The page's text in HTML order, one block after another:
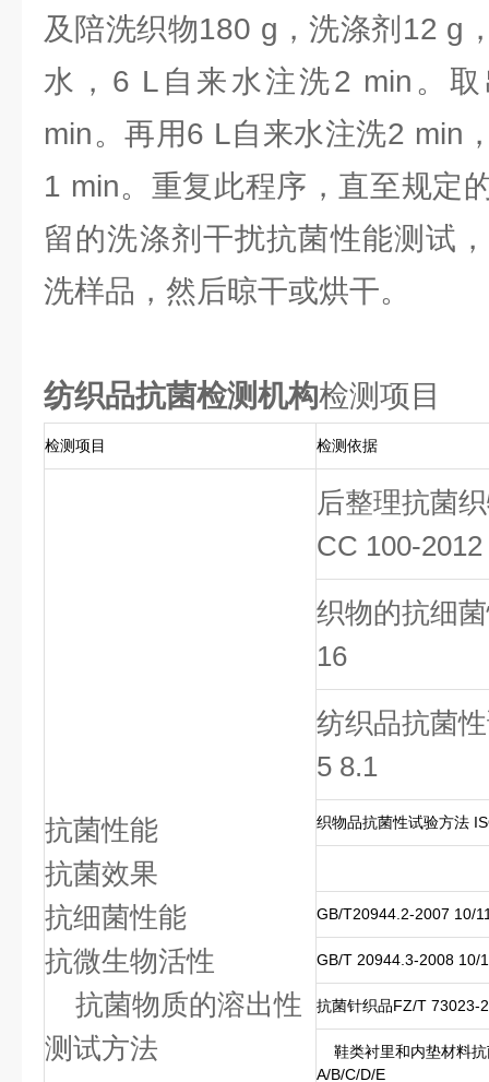
及陪洗织物180 g，洗涤剂12 g
水，6 L自来水注洗2 min。
min。再用6 L自来水注洗2 min
1 min。重复此程序，直至规定
留的洗涤剂干扰抗菌性能测试
洗样品，然后晾干或烘干。
纺织品抗菌检测机构检测项目
检测项目 检测依据
抗菌性能
抗菌效果
抗细菌性能
抗微生物活性
抗菌物质的溶出性
测试方法
后整理抗菌
CC 100-2012
织物的抗细
16
纺织品抗菌
5 8.1
织物品抗菌性试验方法
GB/T20944.2-2007 10/
GB/T 20944.3-2008 10/
抗菌针织品FZ/T 73023-
鞋类衬里和内垫材料
A/B/C/D/E